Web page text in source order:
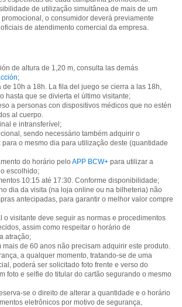
de utilização simultânea de mais de um
o consumidor deverá previamente
de atendimento comercial da empresa.
de altura de 1,20 m, consulta las demás
;
de 10h a 18h. La fila del juego se cierra a las 18h,
hasta que se divierta el último visitante;
a personas con dispositivos médicos que no estén
al cuerpo.
e intransferível;
sendo necessário também adquirir o
o mesmo dia para utilização deste (quantidade
do horário pelo APP BCW+ para utilizar a
escolhido;
10:15 até 17:30. Conforme disponibilidade;
dia da visita (na loja online ou na bilheteria) não
antecipadas, para garantir o melhor valor compre
o visitante deve seguir as normas e procedimentos
assim como respeitar o horário de
atração;
mais de 60 anos não precisam adquirir este produto.
a qualquer momento, tratando-se de uma
poderá ser solicitado foto frente e verso do
foto e selfie do titular do cartão segurando o mesmo
se o direito de alterar a quantidade e o horário
eletrônicos por motivo de segurança,